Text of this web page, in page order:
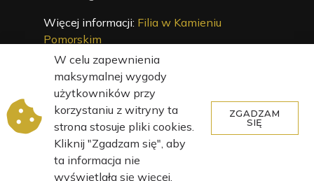
Więcej informacji: Filia w Kamieniu
Pomorskim
© 2023 Adwokat Węgłowski Projekt strony internetowej
wykonany przez: home.pl
W celu zapewnienia
maksymalnej wygody
użytkowników przy
korzystaniu z witryny ta
strona stosuje pliki cookies.
Kliknij "Zgadzam się", aby
ta informacja nie
wyświetlała się więcej.
ZGADZAM
SIĘ